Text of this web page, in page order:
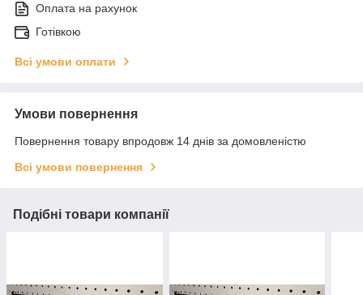
Оплата на рахунок
Готівкою
Всі умови оплати
Умови повернення
Повернення товару впродовж 14 днів за домовленістю
Всі умови повернення
Подібні товари компанії